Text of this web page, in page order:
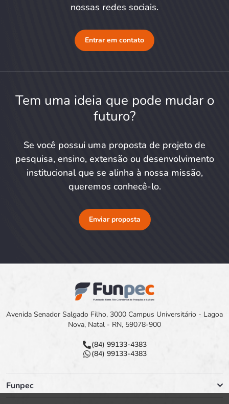
nossas redes sociais.
Entrar em contato
Tem uma ideia que pode mudar o
futuro?
Se você possui uma proposta de projeto de
pesquisa, ensino, extensão ou desenvolvimento
institucional que se alinha à nossa missão,
queremos conhecê-lo.
Enviar proposta
Avenida Senador Salgado Filho, 3000 Campus Universitário - Lagoa
Nova, Natal - RN, 59078-900
(84) 99133-4383
(84) 99133-4383
Funpec